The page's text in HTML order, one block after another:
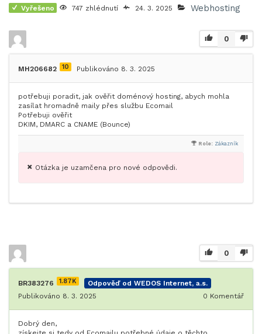
Vyřešeno 747 zhlédnutí 24. 3. 2025 Webhosting
0
MH206682 10 Publikováno 8. 3. 2025
potřebuji poradit, jak ověřit doménový hosting, abych mohla
zasílat hromadně maily přes službu Ecomail
Potřebuji ověřit
DKIM, DMARC a CNAME (Bounce)
Role: Zákazník
Otázka je uzamčena pro nové odpovědi.
0
BR383276 1.87K
Odpověď od WEDOS Internet, a.s.
Publikováno 8. 3. 2025
0 Komentář
Dobrý den,